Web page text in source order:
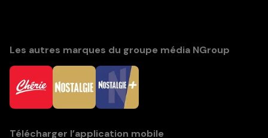
Les autres marques du groupe média NGroup
Télécharger l’application mobile